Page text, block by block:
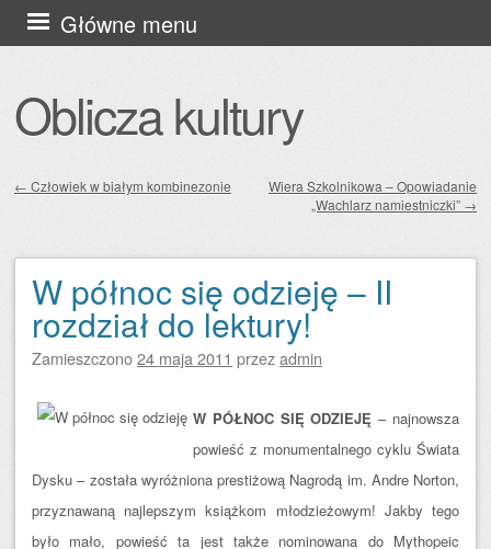
Oblicza kultury
Główne menu
Przejdź
do
← Człowiek w białym kombinezonie
Wiera Szkolnikowa – Opowiadanie
„Wachlarz namiestniczki” →
W północ się odzieję – II
rozdział do lektury!
Zamieszczono24 maja 2011 przezadmin
W PÓŁNOC SIĘ ODZIEJĘ– najnowsza
powieść z monumentalnego cyklu Świata
Dysku – została wyróżniona prestiżową Nagrodą im. Andre Norton,
przyznawaną najlepszym książkom młodzieżowym! Jakby tego
było mało, powieść ta jest także nominowana do Mythopeic